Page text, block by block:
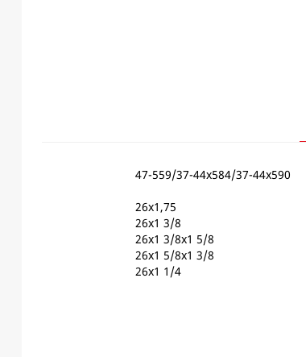
47-559/37-44x584/37-44x590
26x1,75
26x1 3/8
26x1 3/8x1 5/8
26x1 5/8x1 3/8
26x1 1/4